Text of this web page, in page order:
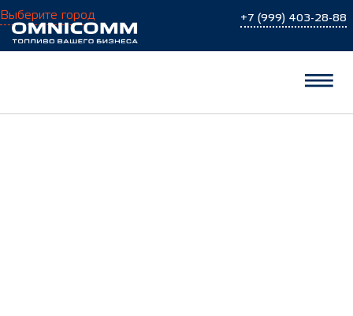
Выберите город +7 (999) 403-28-88